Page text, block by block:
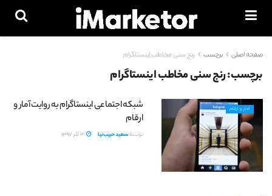
صفحه اصلی برچسب رنج سنی مخاطب اینستاگرام
برچسب:رنج سنی مخاطب اینستاگرام
آمار و ارقام
شبکه اجتماعی اینستاگرام به روایت آمار و
ارقام
توسط سعید حبیب‌نیا 3 آذر 1397